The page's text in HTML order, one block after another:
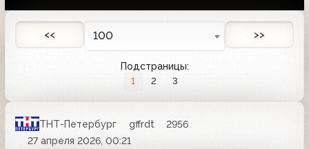
<< 100 >>
Подстраницы:
1 2 3
ТНТ-Петербург gffrdt
2956
27 апреля 2026, 00:21